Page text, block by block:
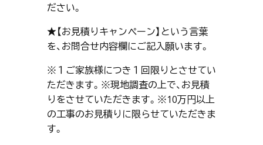
ださい。
★【お見積りキャンペーン】という言葉
を、お問合せ内容欄にご記入願います。
※１ご家族様につき１回限りとさせてい
ただきます。※現地調査の上で、お見積
りをさせていただきます。※10万円以上
の工事のお見積りに限らせていただきま
す。